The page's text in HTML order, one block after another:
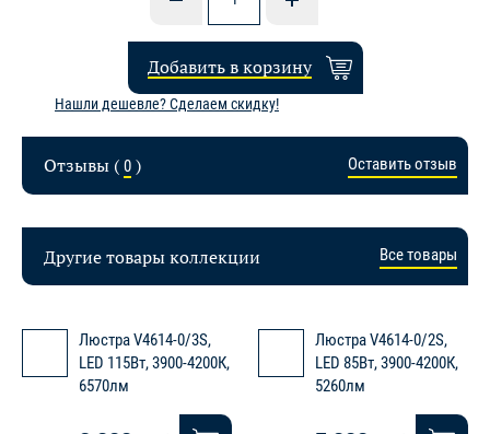
Добавить в корзину
Нашли дешевле? Сделаем скидку!
Отзывы ( 0 ) Оставить отзыв
Другие товары коллекции Все товары
Люстра V4614-0/3S,
LED 115Вт, 3900-4200К,
6570лм
Люстра V4614-0/2S,
LED 85Вт, 3900-4200К,
5260лм